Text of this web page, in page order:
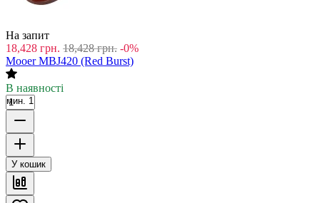
На запит
18,428 грн. 18,428 грн. -0%
Mooer MBJ420 (Red Burst)
В наявності
мин. 1
У кошик